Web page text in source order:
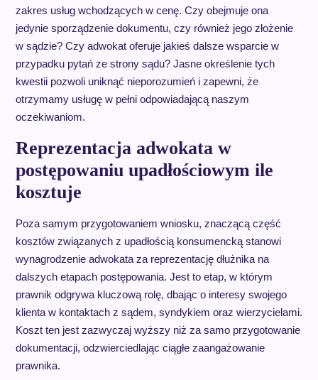
zakres usług wchodzących w cenę. Czy obejmuje ona
jedynie sporządzenie dokumentu, czy również jego złożenie
w sądzie? Czy adwokat oferuje jakieś dalsze wsparcie w
przypadku pytań ze strony sądu? Jasne określenie tych
kwestii pozwoli uniknąć nieporozumień i zapewni, że
otrzymamy usługę w pełni odpowiadającą naszym
oczekiwaniom.
Reprezentacja adwokata w
postępowaniu upadłościowym ile
kosztuje
Poza samym przygotowaniem wniosku, znaczącą część
kosztów związanych z upadłością konsumencką stanowi
wynagrodzenie adwokata za reprezentację dłużnika na
dalszych etapach postępowania. Jest to etap, w którym
prawnik odgrywa kluczową rolę, dbając o interesy swojego
klienta w kontaktach z sądem, syndykiem oraz wierzycielami.
Koszt ten jest zazwyczaj wyższy niż za samo przygotowanie
dokumentacji, odzwierciedlając ciągłe zaangażowanie
prawnika.